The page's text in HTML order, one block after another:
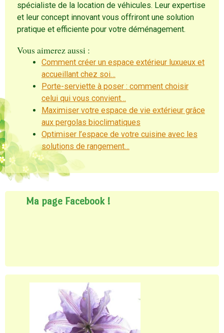
spécialiste de la location de véhicules. Leur expertise
et leur concept innovant vous offriront une solution
pratique et efficiente pour votre déménagement.
Vous aimerez aussi :
Comment créer un espace extérieur luxueux et
accueillant chez soi…
Porte-serviette à poser : comment choisir
celui qui vous convient…
Maximiser votre espace de vie extérieur grâce
aux pergolas bioclimatiques
Optimiser l’espace de votre cuisine avec les
solutions de rangement…
Ma page Facebook !